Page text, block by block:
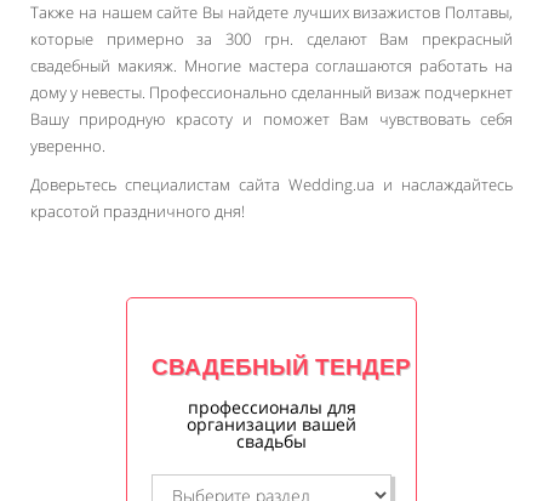
Также на нашем сайте Вы найдете лучших визажистов Полтавы,
которые примерно за 300 грн. сделают Вам прекрасный
свадебный макияж. Многие мастера соглашаются работать на
дому у невесты. Профессионально сделанный визаж подчеркнет
Вашу природную красоту и поможет Вам чувствовать себя
уверенно.
Доверьтесь специалистам сайта Wedding.ua и наслаждайтесь
красотой праздничного дня!
СВАДЕБНЫЙ ТЕНДЕР
профессионалы для
организации вашей
свадьбы